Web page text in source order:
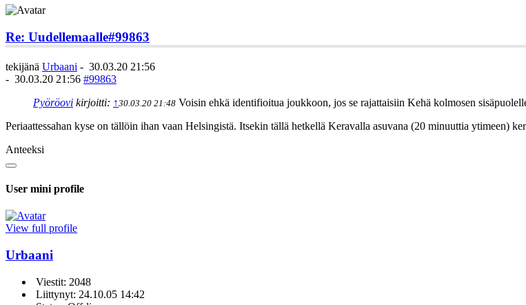
Re: Uudellemaalle#99863
tekijänä Urbaani - 30.03.20 21:56
- 30.03.20 21:56 #99863
Pyöröovi kirjoitti: ↑30.03.20 21:48 Voisin ehkä identifioitua joukkoon, jos se rajattaisiin Kehä kolmosen
Periaattessahan kyse on tällöin ihan vaan Helsingistä. Itsekin tällä hetkellä Keravalla asuvana (20 minuuttia ytimeen)
Anteeksi
User mini profile
View full profile
Urbaani
Viestit: 2048
Liittynyt: 24.10.05 14:42